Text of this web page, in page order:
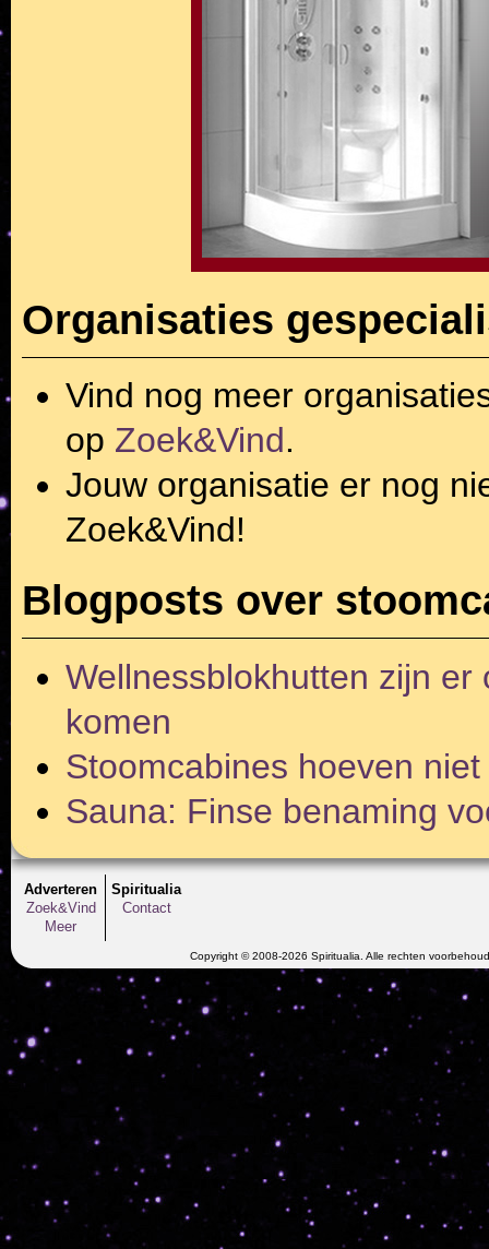
Organisaties
Vind nog meer
op Zoek&Vind.
Jouw organisatie er nog
Zoek&Vind!
Blogposts over
Wellnessblokhutten zijn
komen
Stoomcabines hoeven
Sauna: Finse benaming
Adverteren
Zoek&Vind
Meer
Spiritualia
Contact
Copyright © 2008-2026 Spiritualia. Alle rechten